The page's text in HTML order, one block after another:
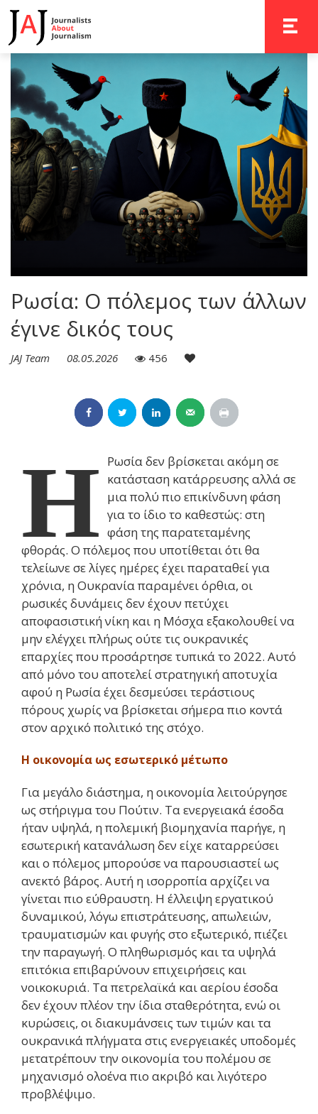
Ρωσία: Ο πόλεμος των άλλων
έγινε δικός τους
JAJ Team 08.05.2026 456
Η Ρωσία δεν βρίσκεται ακόμη σε
κατάσταση κατάρρευσης αλλά σε
μια πολύ πιο επικίνδυνη φάση
για το ίδιο το καθεστώς: στη
φάση της παρατεταμένης
φθοράς. Ο πόλεμος που υποτίθεται ότι θα
τελείωνε σε λίγες ημέρες έχει παραταθεί για
χρόνια, η Ουκρανία παραμένει όρθια, οι
ρωσικές δυνάμεις δεν έχουν πετύχει
αποφασιστική νίκη και η Μόσχα εξακολουθεί να
μην ελέγχει πλήρως ούτε τις ουκρανικές
επαρχίες που προσάρτησε τυπικά το 2022. Αυτό
από μόνο του αποτελεί στρατηγική αποτυχία
αφού η Ρωσία έχει δεσμεύσει τεράστιους
πόρους χωρίς να βρίσκεται σήμερα πιο κοντά
στον αρχικό πολιτικό της στόχο.
Η οικονομία ως εσωτερικό μέτωπο
Για μεγάλο διάστημα, η οικονομία λειτούργησε
ως στήριγμα του Πούτιν. Τα ενεργειακά έσοδα
ήταν υψηλά, η πολεμική βιομηχανία παρήγε, η
εσωτερική κατανάλωση δεν είχε καταρρεύσει
και ο πόλεμος μπορούσε να παρουσιαστεί ως
ανεκτό βάρος. Αυτή η ισορροπία αρχίζει να
γίνεται πιο εύθραυστη. Η έλλειψη εργατικού
δυναμικού, λόγω επιστράτευσης, απωλειών,
τραυματισμών και φυγής στο εξωτερικό, πιέζει
την παραγωγή. Ο πληθωρισμός και τα υψηλά
επιτόκια επιβαρύνουν επιχειρήσεις και
νοικοκυριά. Τα πετρελαϊκά και αερίου έσοδα
δεν έχουν πλέον την ίδια σταθερότητα, ενώ οι
κυρώσεις, οι διακυμάνσεις των τιμών και τα
ουκρανικά πλήγματα στις ενεργειακές υποδομές
μετατρέπουν την οικονομία του πολέμου σε
μηχανισμό ολοένα πιο ακριβό και λιγότερο
προβλέψιμο.